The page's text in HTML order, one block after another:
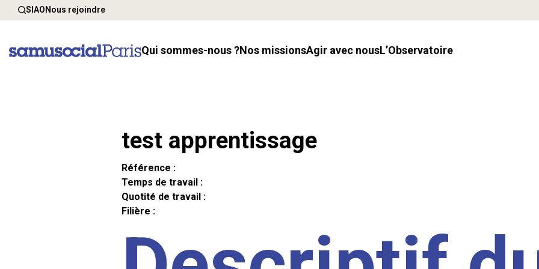
SIAONous rejoindre
Qui sommes-nous ? Nos missions Agir avec nous l’Observatoire
test apprentissage
Référence :
Temps de travail :
Quotité de travail :
Filière :